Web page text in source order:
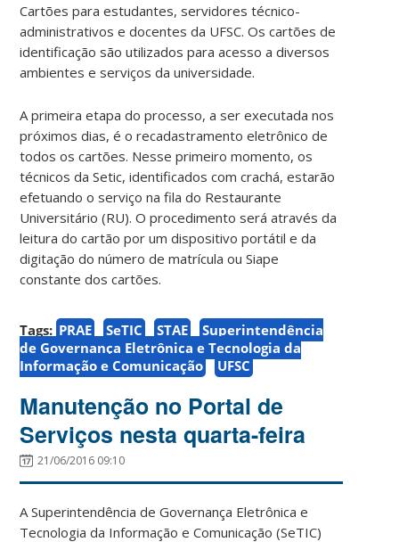
Cartões para estudantes, servidores técnico-
administrativos e docentes da UFSC. Os cartões de
identificação são utilizados para acesso a diversos
ambientes e serviços da universidade.
A primeira etapa do processo, a ser executada nos
próximos dias, é o recadastramento eletrônico de
todos os cartões. Nesse primeiro momento, os
técnicos da Setic, identificados com crachá, estarão
efetuando o serviço na fila do Restaurante
Universitário (RU). O procedimento será através da
leitura do cartão por um dispositivo portátil e da
digitação do número de matrícula ou Siape
constante dos cartões.
Tags: PRAE SeTIC STAE
Superintendência
de Governança Eletrônica e Tecnologia da
Informação e Comunicação
UFSC
Manutenção no Portal de
Serviços nesta quarta-feira
21/06/2016 09:10
A Superintendência de Governança Eletrônica e
Tecnologia da Informação e Comunicação (SeTIC)